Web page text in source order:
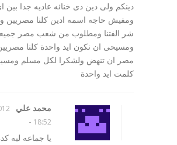
دينكم ولى دين دى خنائه عاديه جدا بين
ومفيش حاجه اسمه ادين كلنا مصريين
شر الفتنا ومطلوب من شعب مصر
ومسيحى ان نكون ايد واحدة كلنا
مصر ان تنهض ولشكرا لكل مسلم
كلمت ايد واحدة
محمد علي
18:52
-
يا جماعه لبه